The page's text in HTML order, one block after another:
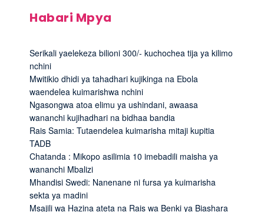
Habari Mpya
Serikali yaelekeza bilioni 300/- kuchochea tija ya kilimo
nchini
Mwitikio dhidi ya tahadhari kujikinga na Ebola
waendelea kuimarishwa nchini
Ngasongwa atoa elimu ya ushindani, awaasa
wananchi kujihadhari na bidhaa bandia
Rais Samia: Tutaendelea kuimarisha mitaji kupitia
TADB
Chatanda : Mikopo asilimia 10 imebadili maisha ya
wananchi Mbalizi
Mhandisi Swedi: Nanenane ni fursa ya kuimarisha
sekta ya madini
Msajili wa Hazina ateta na Rais wa Benki ya Biashara